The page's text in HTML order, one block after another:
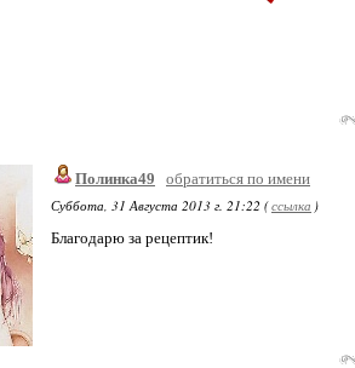
Полинка49
обратиться по имени
Суббота, 31 Августа 2013 г. 21:22 (ссылка )
Благодарю за рецептик!